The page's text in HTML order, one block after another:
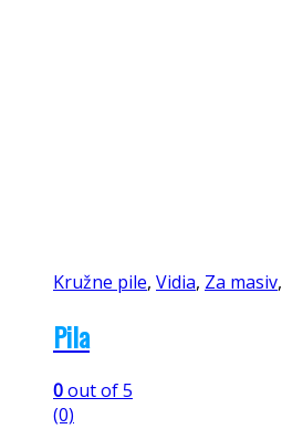
Kružne pile, Vidia, Za masiv,
Pila
0out of 5
(0)